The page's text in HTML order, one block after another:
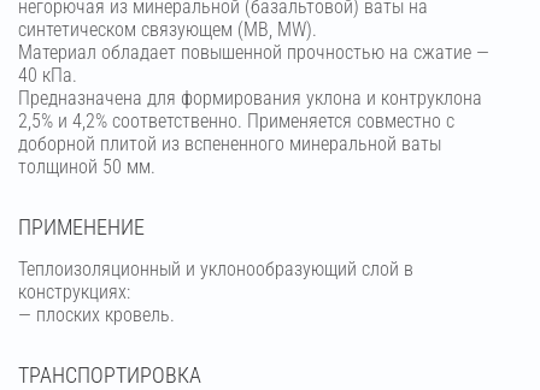
негорючая из минеральной (базальтовой) ваты на
синтетическом связующем (МВ, MW).
Материал обладает повышенной прочностью на сжатие —
40 кПа.
Предназначена для формирования уклона и контруклона
2,5% и 4,2% соответственно. Применяется совместно с
доборной плитой из вспененного минеральной ваты
толщиной 50 мм.
ПРИМЕНЕНИЕ
Теплоизоляционный и уклонообразующий слой в
конструкциях:
— плоских кровель.
ТРАНСПОРТИРОВКА